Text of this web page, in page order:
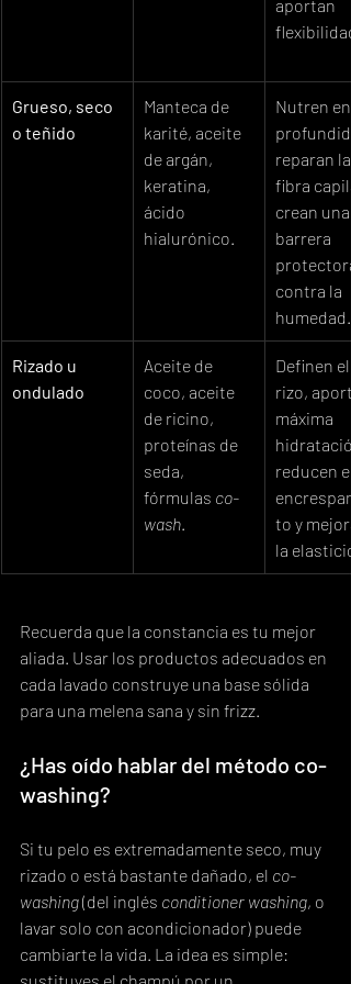
aportan
flexibilidad.
Grueso, seco
o teñido
Manteca de
karité, aceite
de argán,
keratina,
ácido
hialurónico.
Nutren en
reparan la
fibra
crean una
barrera
protectora
contra la
humedad.
Rizado u
ondulado
Aceite de
coco, aceite
de ricino,
proteínas de
seda,
fórmulas co-
wash
Definen el
rizo,
máxima
reducen el
to y
la
Recuerda que la constancia es tu mejor
aliada. Usar los productos adecuados en
cada lavado construye una base sólida
para una melena sana y sin frizz.
¿Has oído hablar del método co-
washing?
Si tu pelo es extremadamente seco, muy
rizado o está bastante dañado, el co-
washing (del inglés conditioner washing, o
lavar solo con acondicionador) puede
cambiarte la vida. La idea es simple: